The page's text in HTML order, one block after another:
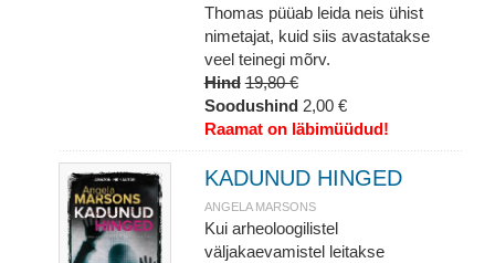
Thomas püüab leida neis ühist
nimetajat, kuid siis avastatakse
veel teinegi mõrv.
Hind 19,80 €
Soodushind 2,00 €
Raamat on läbimüüdud!
KADUNUD HINGED
ANGELA MARSONS
Kui arheoloogilistel
väljakaevamistel leitakse